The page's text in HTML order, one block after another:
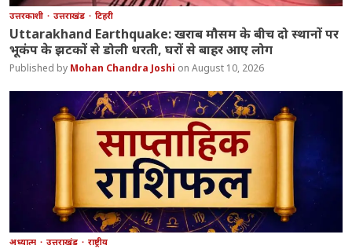
उत्तरकाशी उत्तराखंड टिहरी
Uttarakhand Earthquake: खराब मौसम के बीच दो स्थानों पर
भूकंप के झटकों से डोली धरती, घरों से बाहर आए लोग
Mohan Chandra Joshi August 10, 2026
अध्यात्म उत्तराखंड राष्ट्रीय